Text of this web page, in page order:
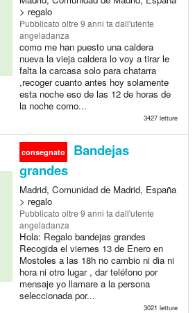
> regalo
Pubblicato oltre 9 anni fa dall'utente
angeladanza
como me han puesto una caldera
nueva la vieja caldera lo voy a tirar le
falta la carcasa solo para chatarra
,recoger cuanto antes hoy solamente
esta noche eso de las 12 de horas de
la noche como...
3427 letture
consegnato
Bandejas
grandes
Madrid, Comunidad de Madrid, España
> regalo
Pubblicato oltre 9 anni fa dall'utente
angeladanza
Hola: Regalo bandejas grandes
Recogida el viernes 13 de Enero en
Mostoles a las 18h no cambio ni dia ni
hora ni otro lugar , dar teléfono por
mensaje yo llamare a la persona
seleccionada por...
3021 letture